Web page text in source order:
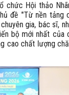
chức Hội thảo
đề "Từ nền tảng
gia, bác sĩ,
bộ mới nhất của
cao chất lượng